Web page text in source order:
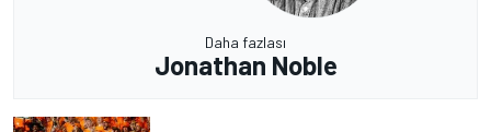
Daha fazlası
Jonathan Noble